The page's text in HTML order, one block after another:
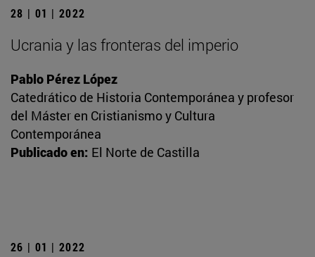
28 | 01 | 2022
Ucrania y las fronteras del imperio
Pablo Pérez López
Catedrático de Historia Contemporánea y profesor
del Máster en Cristianismo y Cultura
Contemporánea
Publicado en: El Norte de Castilla
26 | 01 | 2022